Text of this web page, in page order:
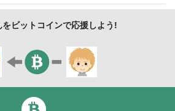
をビットコインで応援しよう!